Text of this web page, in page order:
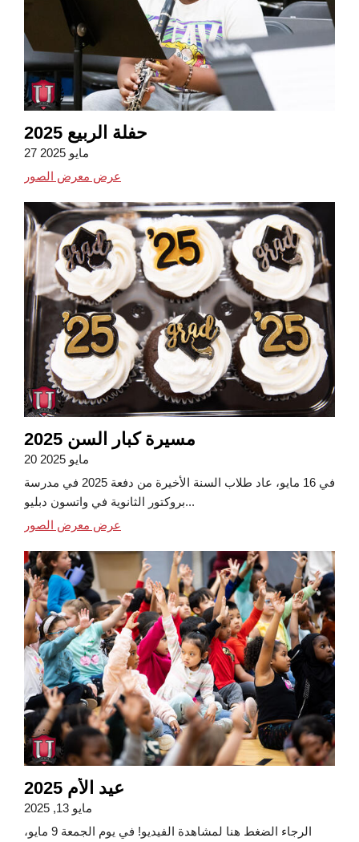
حفلة الربيع 2025
27 مايو 2025
عرض معرض الصور
مسيرة كبار السن 2025
20 مايو 2025
في 16 مايو، عاد طلاب السنة الأخيرة من دفعة 2025 في مدرسة
بروكتور الثانوية في واتسون دبليو...
عرض معرض الصور
عيد الأم 2025
مايو 13, 2025
الرجاء الضغط هنا لمشاهدة الفيديو! في يوم الجمعة 9 مايو،